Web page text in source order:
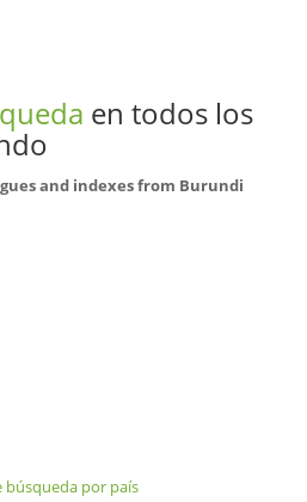
en todos los
and indexes from Burundi
búsqueda por país